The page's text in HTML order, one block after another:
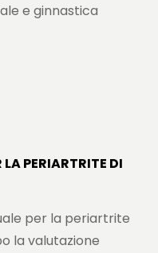
e ginnastica
LA PERIARTRITE DI
per la periartrite
la valutazione